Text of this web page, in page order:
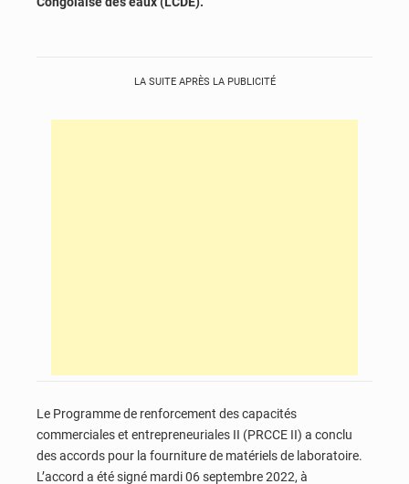
LA SUITE APRÈS LA PUBLICITÉ
Le Programme de renforcement des capacités
commerciales et entrepreneuriales II (PRCCE II) a conclu
des accords pour la fourniture de matériels de laboratoire.
L’accord a été signé mardi 06 septembre 2022, à